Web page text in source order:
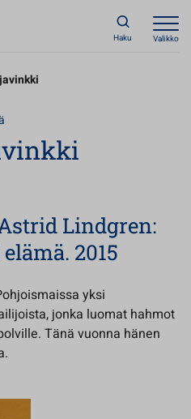
Haku Valikko
Lindgren:
2015
yksi
jonka luomat hahmot
Tänä vuonna hänen